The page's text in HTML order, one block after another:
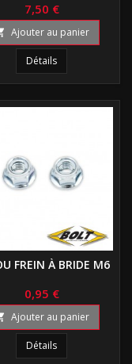
7,50 €
Ajouter au panier
Détails
FREIN À BRIDE M6
0,95 €
Ajouter au panier
Détails